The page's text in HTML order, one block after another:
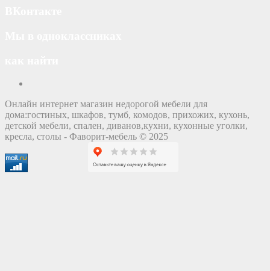
Онлайн интернет магазин недорогой мебели для
дома:гостиных, шкафов, тумб, комодов, прихожих, кухонь,
детской мебели, спален, диванов,кухни, кухонные уголки,
кресла, столы - Фаворит-мебель © 2025